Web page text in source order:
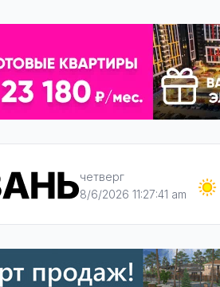
четверг
8/6/2026 11:27:42 am